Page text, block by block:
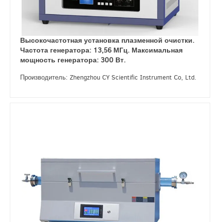
Высокочастотная установка плазменной очистки.
Частота генератора: 13,56 МГц. Максимальная
мощность генератора: 300 Вт.
Производитель: Zhengzhou CY Scientific Instrument Co, Ltd.